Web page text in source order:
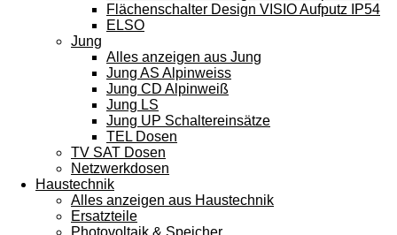
Flächenschalter Design VISIO Aufputz IP54
ELSO
Jung
Alles anzeigen aus Jung
Jung AS Alpinweiss
Jung CD Alpinweiß
Jung LS
Jung UP Schaltereinsätze
TEL Dosen
TV SAT Dosen
Netzwerkdosen
Haustechnik
Alles anzeigen aus Haustechnik
Ersatzteile
Photovoltaik & Speicher